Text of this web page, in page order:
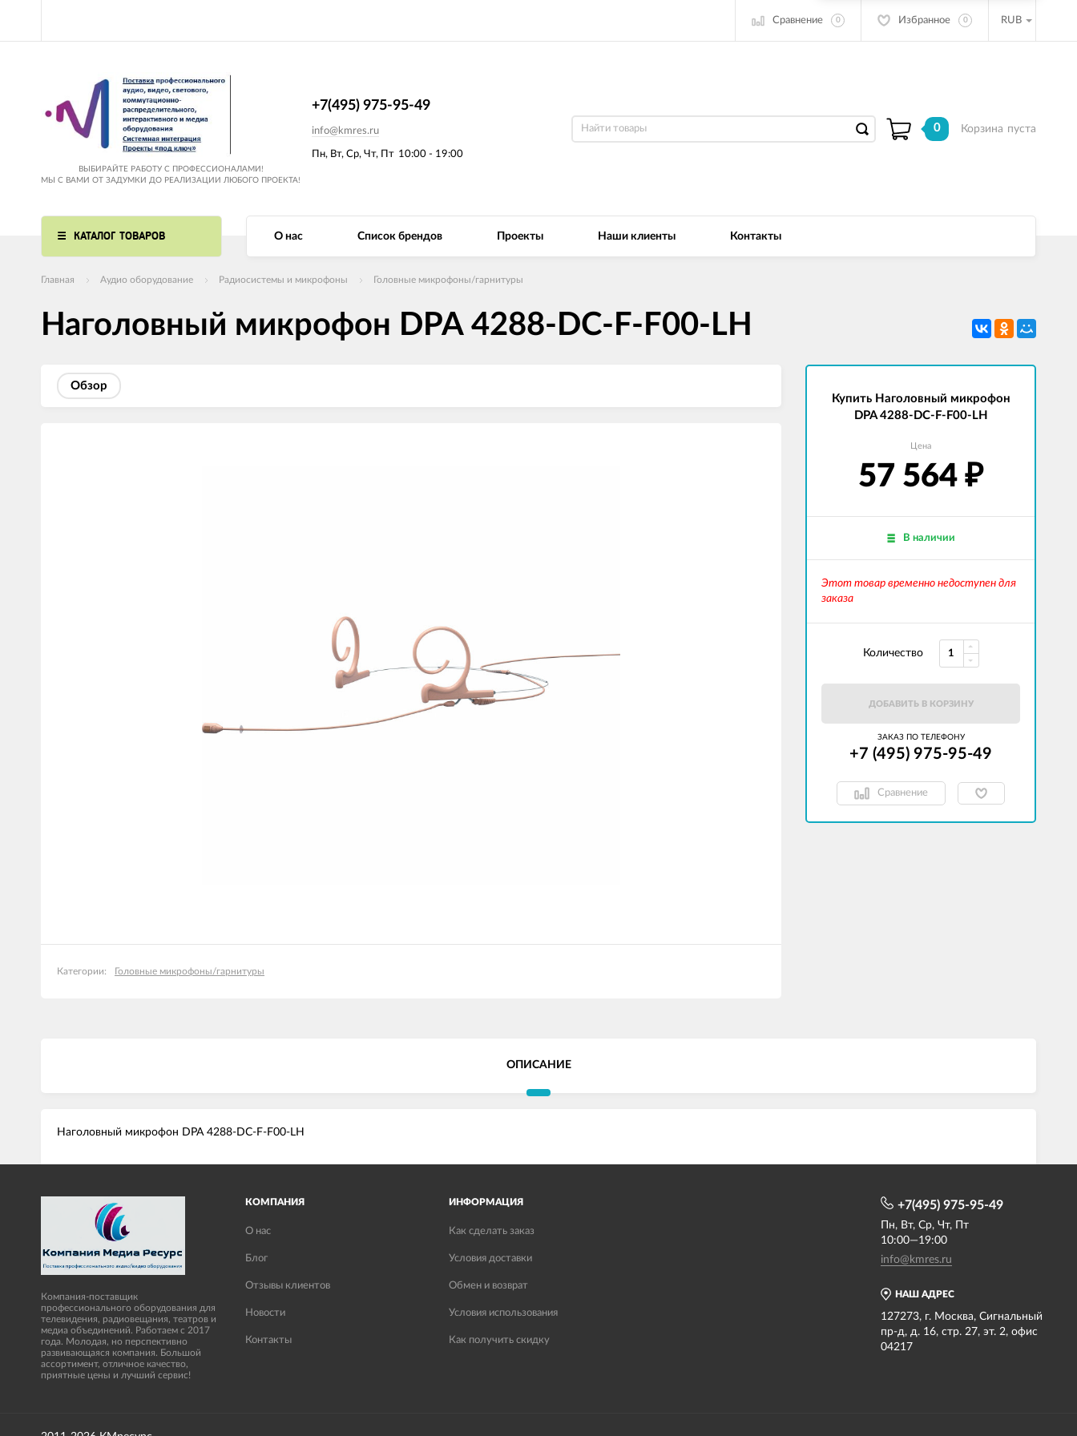
Сравнение 0 Избранное 0 RUB
ВЫБИРАЙТЕ РАБОТУ С ПРОФЕССИОНАЛАМИ!
МЫ С ВАМИ ОТ ЗАДУМКИ ДО РЕАЛИЗАЦИИ ЛЮБОГО ПРОЕКТА!
Пн, Вт, Ср, Чт, Пт 10:00 - 19:00
+7(495) 975-95-49
info@kmres.ru 0 Корзина пуста
КАТАЛОГ ТОВАРОВ О нас Список брендов Проекты Наши клиенты Контакты
Главная Аудио оборудование Радиосистемы и микрофоны Головные микрофоны/гарнитуры
Наголовный микрофон DPA 4288-DC-F-F00-LH
Обзор
Категории: Головные микрофоны/гарнитуры
Купить Наголовный микрофон
DPA 4288-DC-F-F00-LH
Цена
57 564 ₽
В наличии
Этот товар временно недоступен для
заказа
Количество
ДОБАВИТЬ В КОРЗИНУ
ЗАКАЗ ПО ТЕЛЕФОНУ
+7 (495) 975-95-49
Сравнение
ОПИСАНИЕ
Наголовный микрофон DPA 4288-DC-F-F00-LH
Компания-поставщик
профессионального оборудования для
телевидения, радиовещания, театров и
медиа объединений. Работаем с 2017
года. Молодая, но перспективно
развивающаяся компания. Большой
ассортимент, отличное качество,
приятные цены и лучший сервис!
КОМПАНИЯ
О нас
Блог
Отзывы клиентов
Новости
Контакты
ИНФОРМАЦИЯ
Как сделать заказ
Условия доставки
Обмен и возврат
Условия использования
Как получить скидку
НАШ АДРЕС
127273, г. Москва, Сигнальный
пр-д, д. 16, стр. 27, эт. 2, офис
04217
+7(495) 975-95-49
Пн, Вт, Ср, Чт, Пт
10:00—19:00
info@kmres.ru